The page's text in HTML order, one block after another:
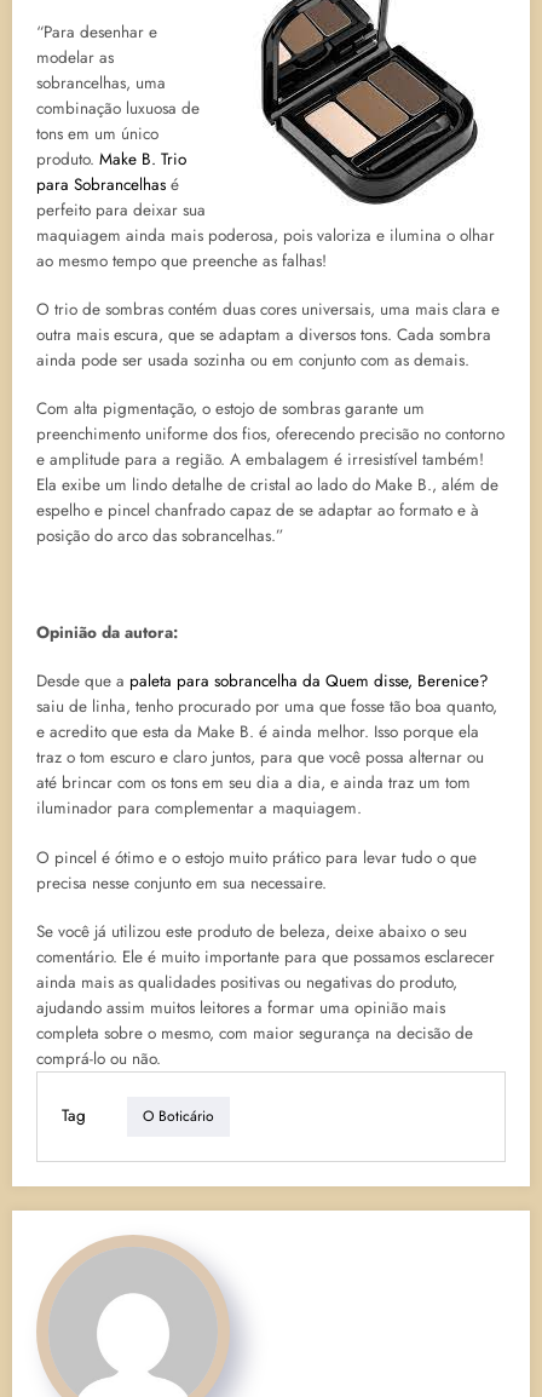
“Para desenhar e
modelar as
sobrancelhas, uma
combinação luxuosa de
tons em um único
produto. Make B. Trio
para Sobrancelhas é
perfeito para deixar sua
maquiagem ainda mais poderosa, pois valoriza e ilumina o olhar
ao mesmo tempo que preenche as falhas!
O trio de sombras contém duas cores universais, uma mais clara e
outra mais escura, que se adaptam a diversos tons. Cada sombra
ainda pode ser usada sozinha ou em conjunto com as demais.
Com alta pigmentação, o estojo de sombras garante um
preenchimento uniforme dos fios, oferecendo precisão no contorno
e amplitude para a região. A embalagem é irresistível também!
Ela exibe um lindo detalhe de cristal ao lado do Make B., além de
espelho e pincel chanfrado capaz de se adaptar ao formato e à
posição do arco das sobrancelhas.”
Opinião da autora:
Desde que a paleta para sobrancelha da Quem disse, Berenice?
saiu de linha, tenho procurado por uma que fosse tão boa quanto,
e acredito que esta da Make B. é ainda melhor. Isso porque ela
traz o tom escuro e claro juntos, para que você possa alternar ou
até brincar com os tons em seu dia a dia, e ainda traz um tom
iluminador para complementar a maquiagem.
O pincel é ótimo e o estojo muito prático para levar tudo o que
precisa nesse conjunto em sua necessaire.
Se você já utilizou este produto de beleza, deixe abaixo o seu
comentário. Ele é muito importante para que possamos esclarecer
ainda mais as qualidades positivas ou negativas do produto,
ajudando assim muitos leitores a formar uma opinião mais
completa sobre o mesmo, com maior segurança na decisão de
comprá-lo ou não.
Tag O Boticário